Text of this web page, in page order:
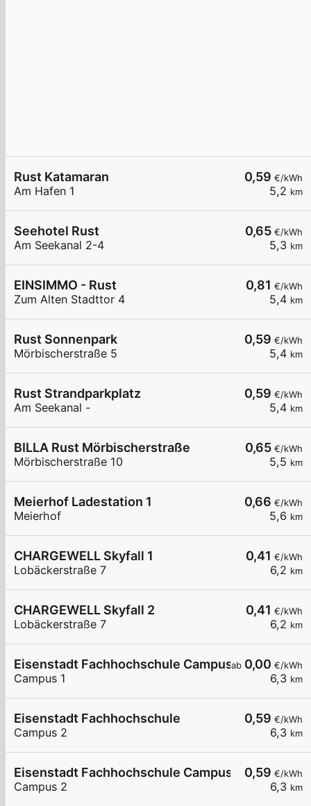
0,59 €/kWh
5,2 km
Rust Katamaran
Am Hafen 1
0,65 €/kWh
5,3 km
Seehotel Rust
Am Seekanal 2-4
0,81 €/kWh
5,4 km
EINSIMMO - Rust
Zum Alten Stadttor 4
0,59 €/kWh
5,4 km
Rust Sonnenpark
Mörbischerstraße 5
0,59 €/kWh
5,4 km
Rust Strandparkplatz
Am Seekanal -
0,65 €/kWh
5,5 km
BILLA Rust Mörbischerstraße
Mörbischerstraße 10
0,66 €/kWh
5,6 km
Meierhof Ladestation 1
Meierhof
0,41 €/kWh
6,2 km
CHARGEWELL Skyfall 1
Lobäckerstraße 7
0,41 €/kWh
6,2 km
CHARGEWELL Skyfall 2
Lobäckerstraße 7
ab 0,00 €/kWh
6,3 km
Eisenstadt Fachhochschule Campus 1
Campus 1
0,59 €/kWh
6,3 km
Eisenstadt Fachhochschule
Campus 2
0,59 €/kWh
6,3 km
Eisenstadt Fachhochschule Campus2
Campus 2